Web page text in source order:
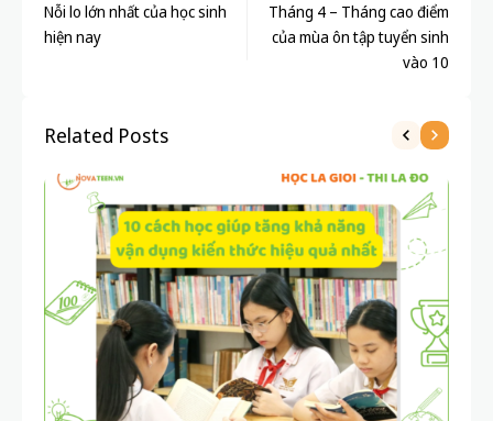
Nỗi lo lớn nhất của học sinh
hiện nay
Tháng 4 – Tháng cao điểm
của mùa ôn tập tuyển sinh
vào 10
Related Posts